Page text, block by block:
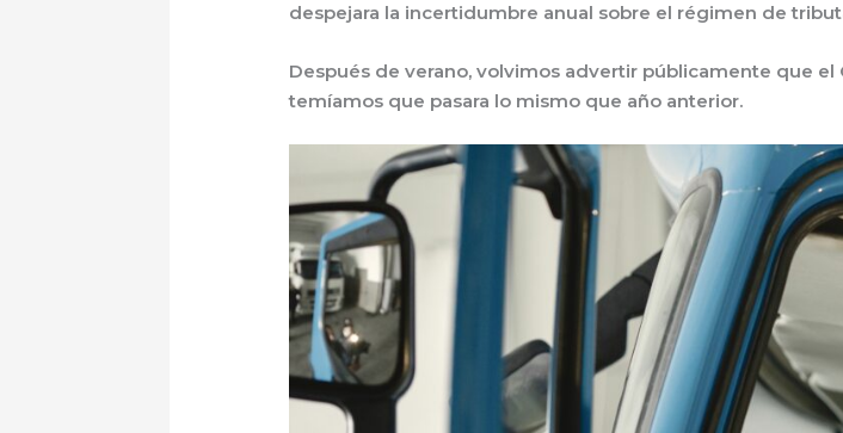
despejara la incertidumbre anual sobre el régimen de
Después de verano, volvimos advertir públicamente que
temíamos que pasara lo mismo que año anterior.